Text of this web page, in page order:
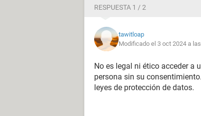
RESPUESTA 1 / 2
tawitloap
Modificado el 3 oct 2024 a
No es legal ni ético acceder a
persona sin su
leyes de protección de datos.